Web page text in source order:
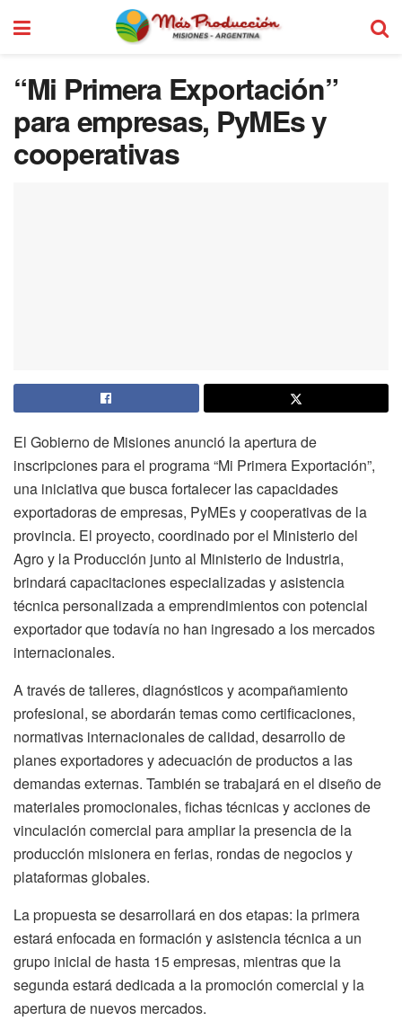
“Mi Primera Exportación”
para empresas, PyMEs y
cooperativas
El Gobierno de Misiones anunció la apertura de
inscripciones para el programa “Mi Primera Exportación”,
una iniciativa que busca fortalecer las capacidades
exportadoras de empresas, PyMEs y cooperativas de la
provincia. El proyecto, coordinado por el Ministerio del
Agro y la Producción junto al Ministerio de Industria,
brindará capacitaciones especializadas y asistencia
técnica personalizada a emprendimientos con potencial
exportador que todavía no han ingresado a los mercados
internacionales.
A través de talleres, diagnósticos y acompañamiento
profesional, se abordarán temas como certificaciones,
normativas internacionales de calidad, desarrollo de
planes exportadores y adecuación de productos a las
demandas externas. También se trabajará en el diseño de
materiales promocionales, fichas técnicas y acciones de
vinculación comercial para ampliar la presencia de la
producción misionera en ferias, rondas de negocios y
plataformas globales.
La propuesta se desarrollará en dos etapas: la primera
estará enfocada en formación y asistencia técnica a un
grupo inicial de hasta 15 empresas, mientras que la
segunda estará dedicada a la promoción comercial y la
apertura de nuevos mercados.